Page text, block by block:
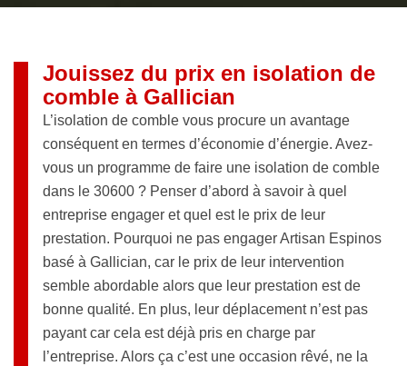
Jouissez du prix en isolation de
comble à Gallician
L’isolation de comble vous procure un avantage
conséquent en termes d’économie d’énergie. Avez-
vous un programme de faire une isolation de comble
dans le 30600 ? Penser d’abord à savoir à quel
entreprise engager et quel est le prix de leur
prestation. Pourquoi ne pas engager Artisan Espinos
basé à Gallician, car le prix de leur intervention
semble abordable alors que leur prestation est de
bonne qualité. En plus, leur déplacement n’est pas
payant car cela est déjà pris en charge par
l’entreprise. Alors ça c’est une occasion rêvé, ne la